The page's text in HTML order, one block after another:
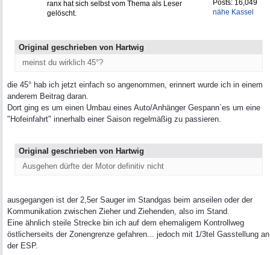
Posts: 16,049
nähe Kassel
ranx hat sich selbst vom Thema als Leser
gelöscht.
Original geschrieben von Hartwig
meinst du wirklich 45°?
die 45° hab ich jetzt einfach so angenommen, erinnert wurde ich in einem
anderem Beitrag daran.
Dort ging es um einen Umbau eines Auto/Anhänger Gespann`es um eine
"Hofeinfahrt" innerhalb einer Saison regelmäßig zu passieren.
Original geschrieben von Hartwig
Ausgehen dürfte der Motor definitiv nicht
ausgegangen ist der 2,5er Sauger im Standgas beim anseilen oder der
Kommunikation zwischen Zieher und Ziehenden, also im Stand.
Eine ähnlich steile Strecke bin ich auf dem ehemaligem Kontrollweg
östlicherseits der Zonengrenze gefahren... jedoch mit 1/3tel Gasstellung an
der ESP.